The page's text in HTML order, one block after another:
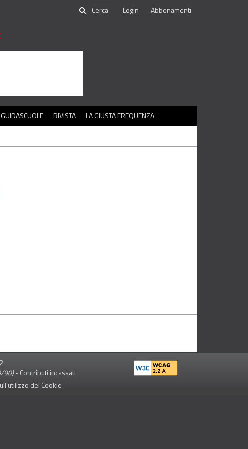
Login Abbonamenti
GUIDASCUOLE RIVISTA LA GIUSTA FREQUENZA
90)-Contributi incassati
dei Cookie